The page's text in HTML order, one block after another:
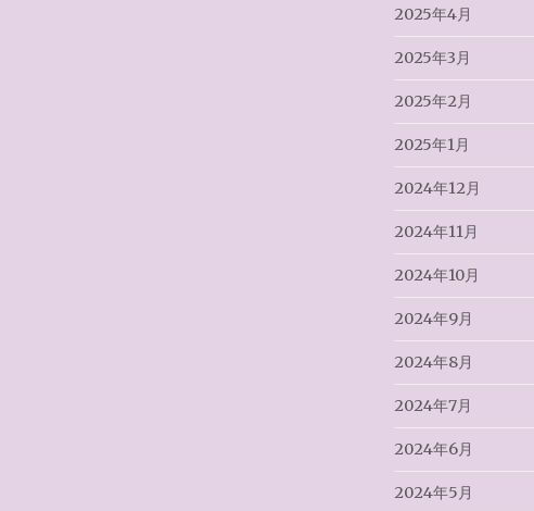
2025年4月
2025年3月
2025年2月
2025年1月
2024年12月
2024年11月
2024年10月
2024年9月
2024年8月
2024年7月
2024年6月
2024年5月